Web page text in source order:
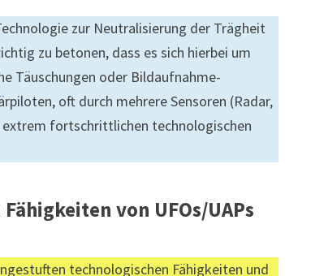
zur Neutralisierung der Trägheit
zu betonen, dass es sich hierbei um
Täuschungen oder Bildaufnahme-
oft durch mehrere Sensoren (Radar,
extrem fortschrittlichen technologischen
von UFOs/UAPs
technologischen Fähigkeiten und